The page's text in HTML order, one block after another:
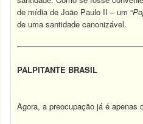
de mídia de João Paulo II – um “
de uma santidade canonizável.
PALPITANTE BRASIL
Agora, a preocupação já é apenas